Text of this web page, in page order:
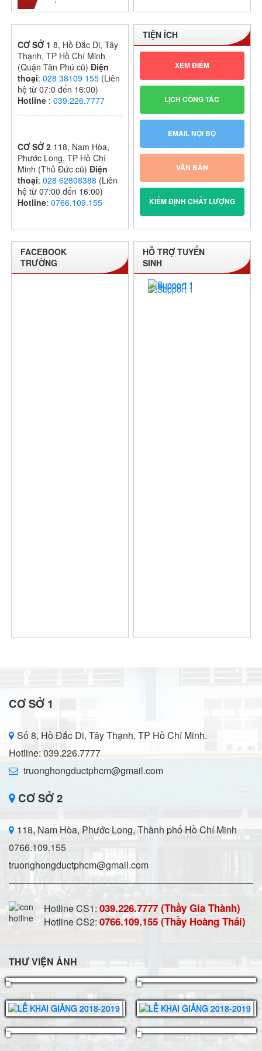
I – KHỐI THPT
NĂM HỌC:
CƠ SỞ 18, Hồ Đắc Di, Tây
Thạnh, TP Hồ Chí Minh
(Quận Tân Phú cũ) Điện
thoại:028 38109 155 (Liên
hệ từ 07:0 đến 16:00)
Hotline :039.226.7777
CƠ SỞ 2 118, Nam Hòa,
Phước Long, TP Hồ Chí
Minh (Thủ Đức cũ) Điện
thoại:028 62808388 (Liên
hệ từ 07:00 đến 16:00)
Hotline:0766.109.155
TIỆN ÍCH
XEM ĐIỂM
LỊCH CÔNG TÁC
EMAIL NỘI BỘ
VĂN BẢN
KIỂM ĐỊNH CHẤT LƯỢNG
FACEBOOK
TRƯỜNG
HỖ TRỢ TUYỂN
SINH
CƠ SỞ 1
Số 8, Hồ Đắc Di, Tây Thạnh, TP Hồ Chí Minh.
Hotline: 039.226.7777
truonghongductphcm@gmail.com
CƠ SỞ 2
118, Nam Hòa, Phước Long, Thành phố Hồ Chí Minh
0766.109.155
truonghongductphcm@gmail.com
Hotline CS1: 039.226.7777 (Thầy Gia Thành)
Hotline CS2: 0766.109.155 (Thầy Hoàng Thái)
THƯ VIỆN ẢNH